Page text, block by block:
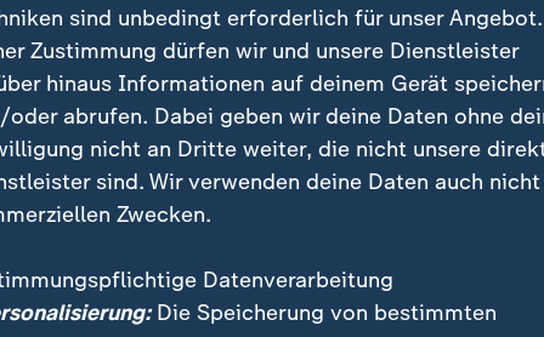
Öltanker brennt nach Huthi-Angriff
wehren immer wieder
Kriegs zwischen
Hamas greifen die mit den Islamisten
und Drohnen Ziele in Israel und Schiffe im
sind unbedingt erforderlich für unser
Zustimmung dürfen wir und unsere Dienstleister
hinaus Informationen auf deinem Gerät
oder abrufen. Dabei geben wir deine Daten ohne
nicht an Dritte weiter, die nicht unsere
sind. Wir verwenden deine Daten auch nicht
Zwecken.
Datenverarbeitung
Die Speicherung von bestimmten